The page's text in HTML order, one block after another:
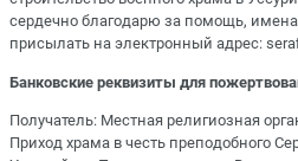
сердечно благодарю за помощь,
присылать на электронный адрес:
Банковские реквизиты для
Получатель: Местная религиозная
Приход храма в честь преподобного